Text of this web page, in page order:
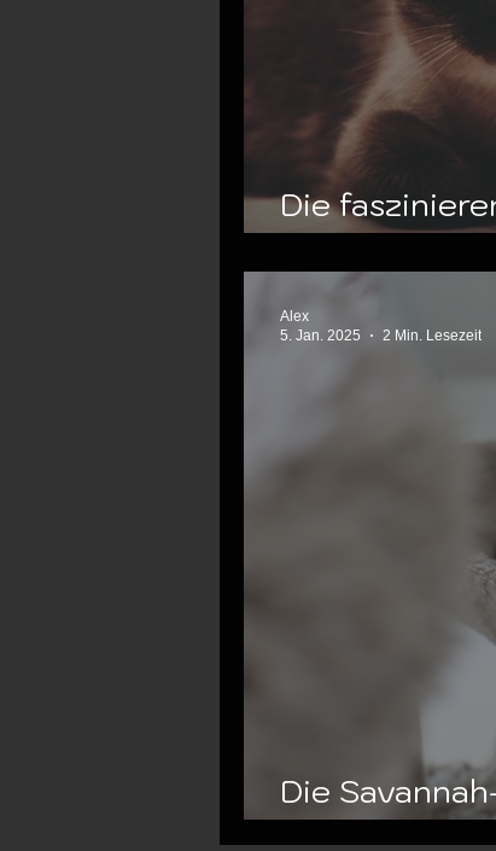
Die
Eleganz trifft
Die
Eleganz mit
Alex
5. Jan. 2025
2 Min. Lesezeit